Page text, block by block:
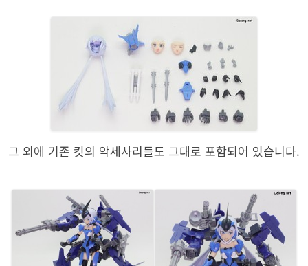
그 외에 기존 킷의 악세사리들도 그대로 포함되어 있습니다.